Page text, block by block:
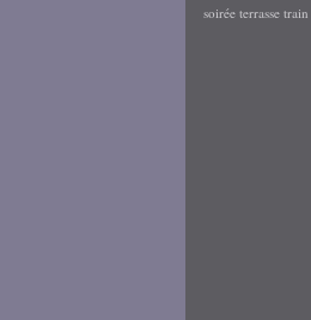
soirée terrasse train